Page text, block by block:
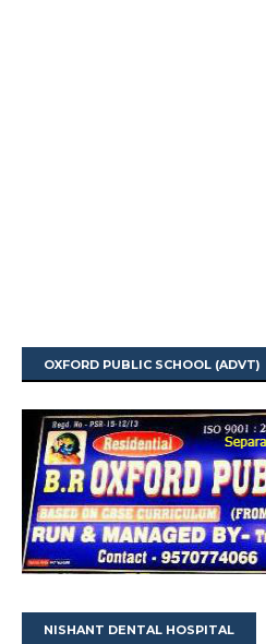
OXFORD PUBLIC SCHOOL (ADVT)
NISHANT DENTAL HOSPITAL